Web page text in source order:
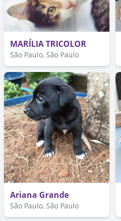
MARÍLIA TRICOLOR
São Paulo, São Paulo
Ariana Grande
São Paulo, São Paulo